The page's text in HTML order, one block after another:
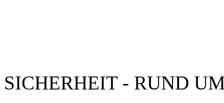
SICHERHEIT - RUND